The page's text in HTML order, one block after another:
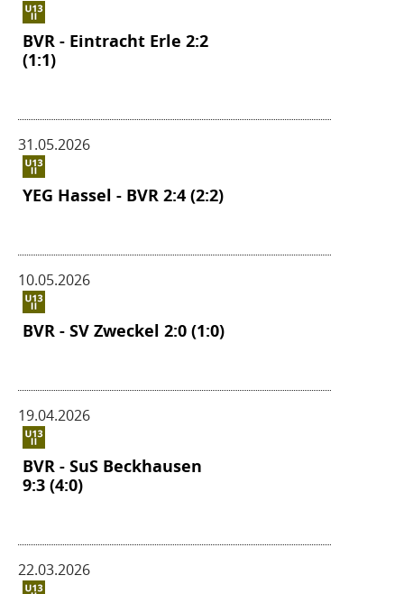
BVR - Eintracht Erle 2:2
(1:1)
31.05.2026
YEG Hassel - BVR 2:4 (2:2)
10.05.2026
BVR - SV Zweckel 2:0 (1:0)
19.04.2026
BVR - SuS Beckhausen
9:3 (4:0)
22.03.2026